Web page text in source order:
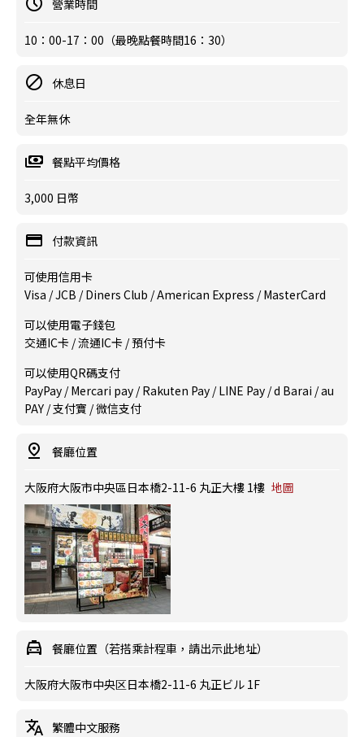
營業時間
10：00-17：00（最晚點餐時間16：30）
休息日
全年無休
餐點平均價格
3,000 日幣
付款資訊
可使用信用卡
Visa / JCB / Diners Club / American Express / MasterCard
可以使用電子錢包
交通IC卡 / 流通IC卡 / 預付卡
可以使用QR碼支付
PayPay / Mercari pay / Rakuten Pay / LINE Pay / d Barai / au
PAY / 支付寶 / 微信支付
餐廳位置
大阪府大阪市中央區日本橋2-11-6 丸正大樓 1樓 地圖
餐廳位置（若搭乘計程車，請出示此地址）
大阪府大阪市中央区日本橋2-11-6 丸正ビル 1F
繁體中文服務